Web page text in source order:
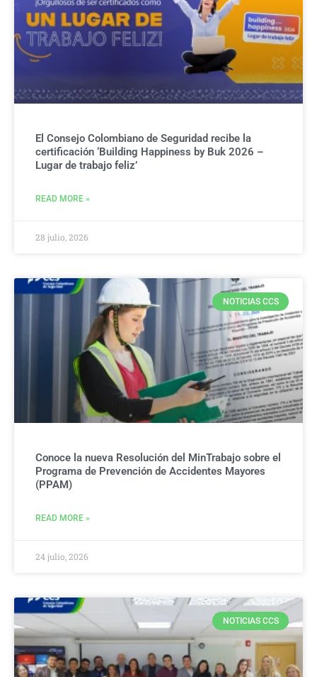
El Consejo Colombiano de Seguridad recibe la
certificación ‘Building Happiness by Buk 2026 –
Lugar de trabajo feliz’
READ MORE »
28 julio, 2026
NOTICIAS CCS
Conoce la nueva Resolución del MinTrabajo sobre el
Programa de Prevención de Accidentes Mayores
(PPAM)
READ MORE »
24 julio, 2026
NOTICIAS CCS